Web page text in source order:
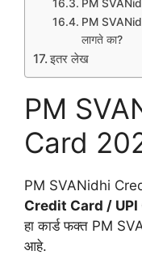
PM
PM
लागते का?
इतर लेख
PM
Card
PM SVANidhi
Credit Card /
हा कार्ड फक्त PM
आहे.